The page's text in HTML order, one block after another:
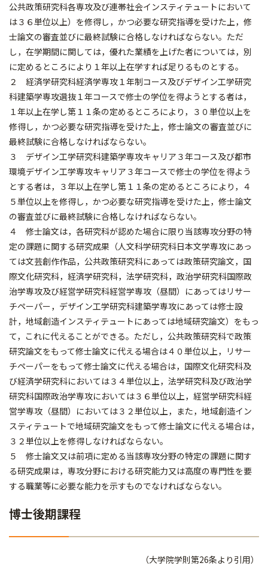
公共政策研究科各専攻及び連帯社会インスティテュートにおいて
は３６単位以上）を修得し，かつ必要な研究指導を受けた上，修
士論文の審査並びに最終試験に合格しなければならない。ただ
し，在学期間に関しては，優れた業績を上げた者については，別
に定めるところにより１年以上在学すれば足りるものとする。
２ 経済学研究科経済学専攻１年制コース及びデザイン工学研究
科建築学専攻選抜１年コースで修士の学位を得ようとする者は，
１年以上在学し第１１条の定めるところにより，３０単位以上を
修得し，かつ必要な研究指導を受けた上，修士論文の審査並びに
最終試験に合格しなければならない。
３ デザイン工学研究科建築学専攻キャリア３年コース及び都市
環境デザイン工学専攻キャリア３年コースで修士の学位を得よう
とする者は，３年以上在学し第１１条の定めるところにより，４
５単位以上を修得し，かつ必要な研究指導を受けた上，修士論文
の審査並びに最終試験に合格しなければならない。
４ 修士論文は，各研究科が認めた場合に限り当該専攻分野の特
定の課題に関する研究成果（人文科学研究科日本文学専攻にあっ
ては文芸創作作品，公共政策研究科にあっては政策研究論文，国
際文化研究科，経済学研究科，法学研究科，政治学研究科国際政
治学専攻及び経営学研究科経営学専攻（昼間）にあってはリサー
チペーパー，デザイン工学研究科建築学専攻にあっては修士設
計，地域創造インスティテュートにあっては地域研究論文）をもっ
て，これに代えることができる。ただし，公共政策研究科で政策
研究論文をもって修士論文に代える場合は４０単位以上，リサー
チペーパーをもって修士論文に代える場合は，国際文化研究科及
び経済学研究科においては３４単位以上，法学研究科及び政治学
研究科国際政治学専攻においては３６単位以上，経営学研究科経
営学専攻（昼間）においては３２単位以上，また，地域創造イン
スティテュートで地域研究論文をもって修士論文に代える場合は，
３２単位以上を修得しなければならない。
５ 修士論文又は前項に定める当該専攻分野の特定の課題に関す
る研究成果は，専攻分野における研究能力又は高度の専門性を要
する職業等に必要な能力を示すものでなければならない。
博士後期課程
（大学院学則第26条より引用）